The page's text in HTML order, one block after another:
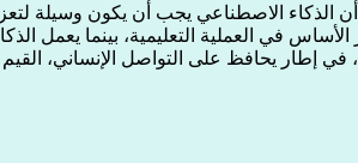
أن الذكاء الاصطناعي يجب أن يكون وسيلة
في العملية التعليمية، بينما يعمل
في إطار يحافظ على التواصل الإنساني، القيم